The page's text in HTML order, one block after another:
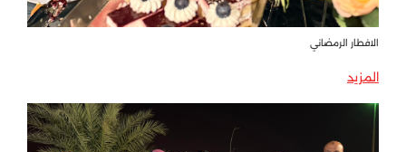
الافطار الرمضاني
المزيد